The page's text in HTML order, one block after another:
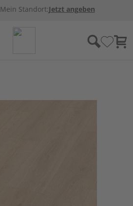
Mein Standort:Jetzt angeben